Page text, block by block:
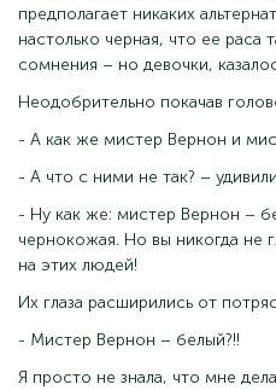
предполагает никаких
настолько черная, что ее раса
сомнения – но девочки,
Неодобрительно покачав
- А как же мистер Вернон и
- А что с ними не так? –
- Ну как же: мистер Вернон –
чернокожая. Но вы никогда не
на этих людей!
Их глаза расширились от
- Мистер Вернон – белый?!!
Я просто не знала, что мне